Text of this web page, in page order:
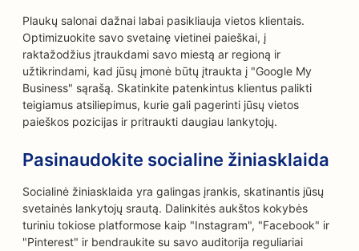
Plaukų salonai dažnai labai pasikliauja vietos klientais.
Optimizuokite savo svetainę vietinei paieškai, į
raktažodžius įtraukdami savo miestą ar regioną ir
užtikrindami, kad jūsų įmonė būtų įtraukta į "Google My
Business" sąrašą. Skatinkite patenkintus klientus palikti
teigiamus atsiliepimus, kurie gali pagerinti jūsų vietos
paieškos pozicijas ir pritraukti daugiau lankytojų.
Pasinaudokite socialine žiniasklaida
Socialinė žiniasklaida yra galingas įrankis, skatinantis jūsų
svetainės lankytojų srautą. Dalinkitės aukštos kokybės
turiniu tokiose platformose kaip "Instagram", "Facebook" ir
"Pinterest" ir bendraukite su savo auditorija reguliariai